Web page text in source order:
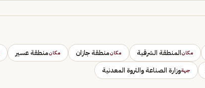
مكانالمنطقة الشرقية مكانمنطقة جازان مكانمنطقة عسير
جهةوزارة الصناعة والثروة المعدنية